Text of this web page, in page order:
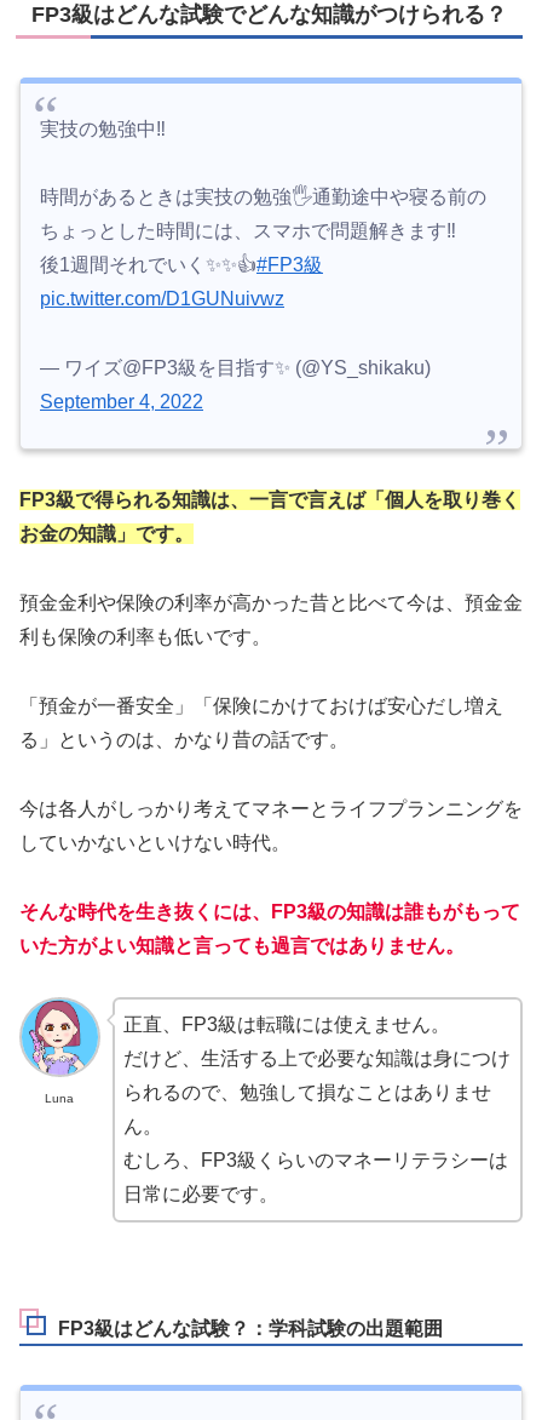
FP3級はどんな試験でどんな知識がつけられる？
実技の勉強中‼️
時間があるときは実技の勉強🖐通勤途中や寝る前の
ちょっとした時間には、スマホで問題解きます‼️
後1週間それでいく✨✨👍#FP3級
pic.twitter.com/D1GUNuivwz
— ワイズ@FP3級を目指す✨ (@YS_shikaku)
September 4, 2022
FP3級で得られる知識は、一言で言えば「個人を取り巻く
お金の知識」です。
預金金利や保険の利率が高かった昔と比べて今は、預金金
利も保険の利率も低いです。
「預金が一番安全」「保険にかけておけば安心だし増え
る」というのは、かなり昔の話です。
今は各人がしっかり考えてマネーとライフプランニングを
していかないといけない時代。
そんな時代を生き抜くには、FP3級の知識は誰もがもって
いた方がよい知識と言っても過言ではありません。
Luna
正直、FP3級は転職には使えません。
だけど、生活する上で必要な知識は身につけ
られるので、勉強して損なことはありませ
ん。
むしろ、FP3級くらいのマネーリテラシーは
日常に必要です。
FP3級はどんな試験？：学科試験の出題範囲